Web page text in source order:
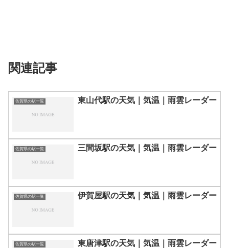
関連記事
佐賀県の駅一覧 東山代駅の天気｜気温｜雨雲レーダー
佐賀県の駅一覧 三間坂駅の天気｜気温｜雨雲レーダー
佐賀県の駅一覧 伊賀屋駅の天気｜気温｜雨雲レーダー
佐賀県の駅一覧 東唐津駅の天気｜気温｜雨雲レーダー